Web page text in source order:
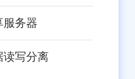
和潜在市场，为制
服务器
读写分离